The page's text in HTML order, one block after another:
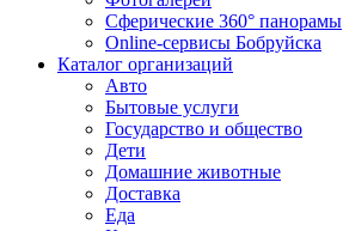
Сферические 360° панорамы
Online-сервисы Бобруйска
Каталог организаций
Авто
Бытовые услуги
Государство и общество
Дети
Домашние животные
Доставка
Еда